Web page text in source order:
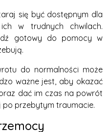
się być dostępnym dla
w trudnych chwilach.
gotowy do pomocy w
do normalności może
ważne jest, aby okazać
dać im czas na powrót
przebytym traumacie.